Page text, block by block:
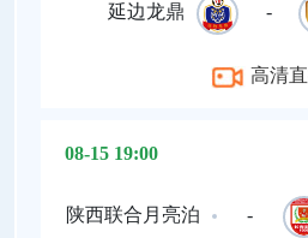
延边龙鼎 -
高清
08-15 19:00
陕西联合月亮泊 -